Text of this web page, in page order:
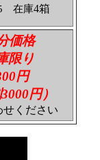
在庫4箱
価格
限り
円
円）
せください